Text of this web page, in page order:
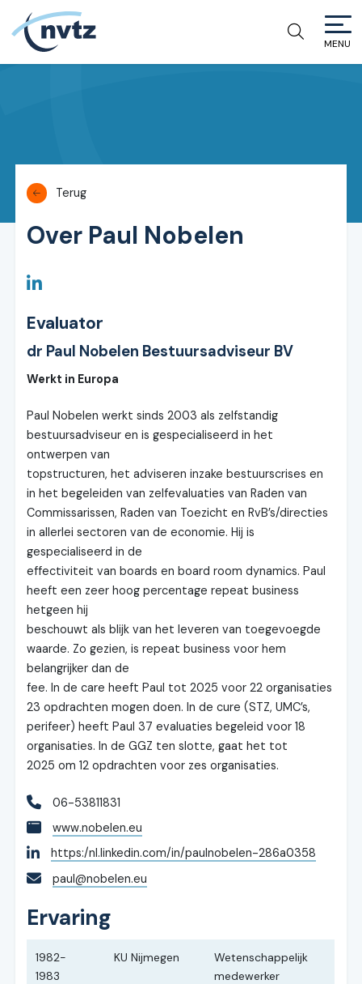
NVTZ
MENU
Terug
Over Paul Nobelen
Evaluator
dr Paul Nobelen Bestuursadviseur BV
Werkt in Europa
Paul Nobelen werkt sinds 2003 als zelfstandig
bestuursadviseur en is gespecialiseerd in het
ontwerpen van
topstructuren, het adviseren inzake bestuurscrises en
in het begeleiden van zelfevaluaties van Raden van
Commissarissen, Raden van Toezicht en RvB’s/directies
in allerlei sectoren van de economie. Hij is
gespecialiseerd in de
effectiviteit van boards en board room dynamics. Paul
heeft een zeer hoog percentage repeat business
hetgeen hij
beschouwt als blijk van het leveren van toegevoegde
waarde. Zo gezien, is repeat business voor hem
belangrijker dan de
fee. In de care heeft Paul tot 2025 voor 22 ​organisaties
23 opdrachten mogen doen. In de cure (STZ, UMC’s,
perifeer) heeft Paul 37 evaluaties begeleid voor 18
organisaties. In de GGZ ten slotte, gaat het tot
2025 om 12 opdrachten voor zes organisaties.
06-53811831
www.nobelen.eu
https:/nl.linkedin.com/in/paulnobelen-286a0358
paul@nobelen.eu
Ervaring
1982-
1983
KU Nijmegen
Wetenschappelijk
medewerker